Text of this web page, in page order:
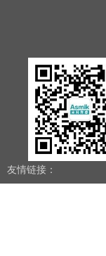
友情链接：